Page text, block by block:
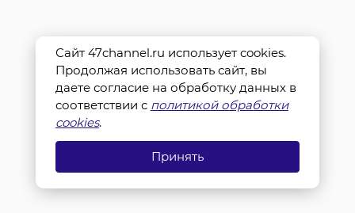
Сайт 47channel.ru использует cookies.
Продолжая использовать сайт, вы
даете согласие на обработку данных в
соответствии с политикой обработки
cookies.
Принять